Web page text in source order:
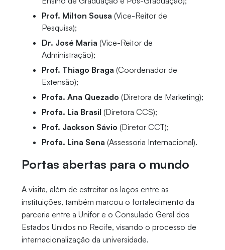
Prof. Milton Sousa (Vice-Reitor de
Pesquisa);
Dr. José Maria (Vice-Reitor de
Administração);
Prof. Thiago Braga (Coordenador de
Extensão);
Profa. Ana Quezado (Diretora de Marketing);
Profa. Lia Brasil (Diretora CCS);
Prof. Jackson Sávio (Diretor CCT);
Profa. Lina Sena (Assessoria Internacional).
Portas abertas para o mundo
A visita, além de estreitar os laços entre as
instituições, também marcou o fortalecimento da
parceria entre a Unifor e o Consulado Geral dos
Estados Unidos no Recife, visando o processo de
internacionalização da universidade.